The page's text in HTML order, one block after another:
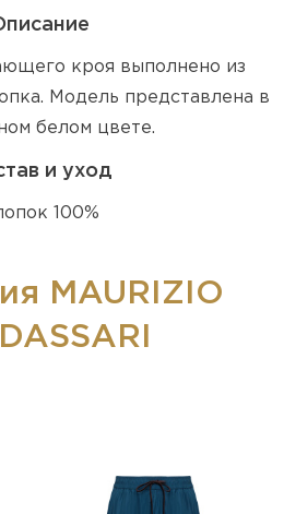
кроя выполнено из
Модель представлена в
белом цвете.
и уход
100%
MAURIZIO